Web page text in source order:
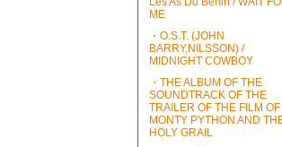
ME
・O.S.T. (JOHN
BARRY,NILSSON) /
MIDNIGHT COWBOY
・THE ALBUM OF THE
SOUNDTRACK OF THE
TRAILER OF THE FILM OF
MONTY PYTHON AND
HOLY GRAIL